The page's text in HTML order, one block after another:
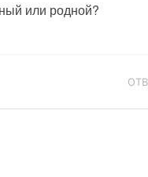
или родной?